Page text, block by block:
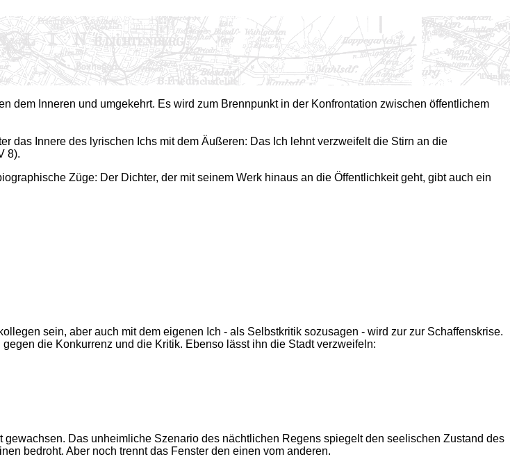
dem Inneren und umgekehrt. Es wird zum Brennpunkt in der Konfrontation zwischen öffentlichem
das Innere des lyrischen Ichs mit dem Äußeren: Das Ich lehnt verzweifelt die Stirn an die
8).
Züge: Der Dichter, der mit seinem Werk hinaus an die Öffentlichkeit geht, gibt auch ein
sein, aber auch mit dem eigenen Ich - als Selbstkritik sozusagen - wird zur zur Schaffenskrise.
die Konkurrenz und die Kritik. Ebenso lässt ihn die Stadt verzweifeln:
gewachsen. Das unheimliche Szenario des nächtlichen Regens spiegelt den seelischen Zustand des
bedroht. Aber noch trennt das Fenster den einen vom anderen.